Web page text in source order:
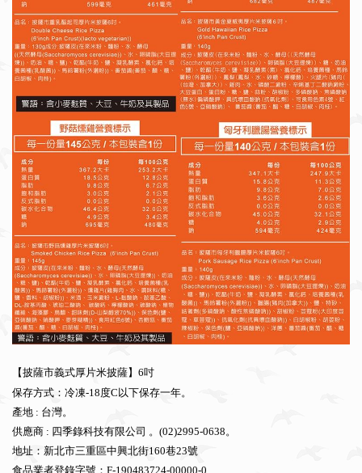
【披薩市義式厚片米披薩】6吋
保存方式：冷凍-18度C以下保存一年。
產地 : 台灣。
供應商 : 四季錄科技有限公司 。(02)2995-0638。
地址：新北市三重區中興北街160巷23號
食品業者登錄字號：F-190483724-00000-0